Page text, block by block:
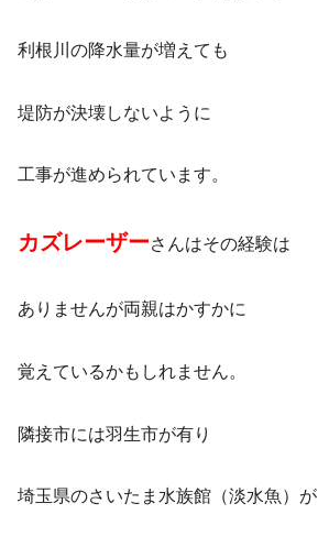
利根川の降水量が増えても
堤防が決壊しないように
工事が進められています。
カズレーザーさんはその経験は
ありませんが両親はかすかに
覚えているかもしれません。
隣接市には羽生市が有り
埼玉県のさいたま水族館（淡水魚）が